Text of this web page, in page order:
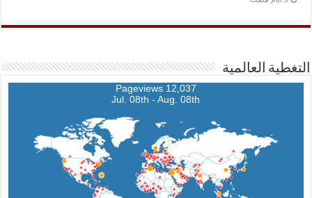
التغطية العالمية
12,037 Pageviews
Jul. 08th - Aug. 08th